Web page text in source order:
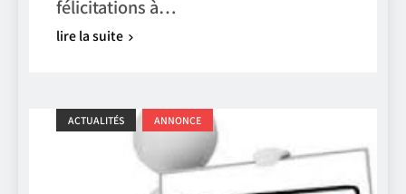
félicitations à…
lire la suite
ACTUALITÉS ANNONCE